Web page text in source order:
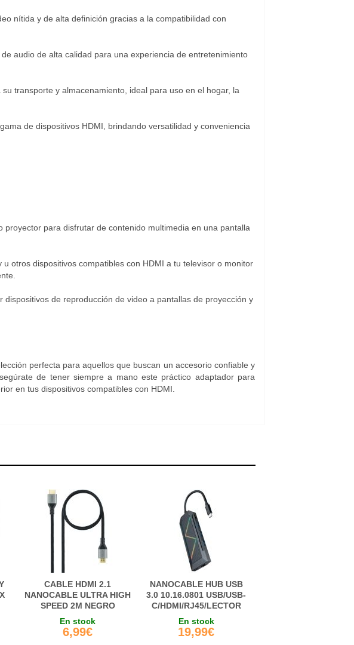
nítida y de alta definición gracias a la compatibilidad con
audio de alta calidad para una experiencia de entretenimiento
transporte y almacenamiento, ideal para uso en el hogar, la
de dispositivos HDMI, brindando versatilidad y conveniencia
para disfrutar de contenido multimedia en una pantalla
otros dispositivos compatibles con HDMI a tu televisor o monitor
de reproducción de video a pantallas de proyección y
perfecta para aquellos que buscan un accesorio confiable y
de tener siempre a mano este práctico adaptador para
en tus dispositivos compatibles con HDMI.
CABLE HDMI 2.1
NANOCABLE ULTRA HIGH
SPEED 2M NEGRO
En stock
6,99€
NANOCABLE HUB USB
3.0 10.16.0801 USB/USB-
C/HDMI/RJ45/LECTOR
TARJETAS NEGRO
En stock
19,99€